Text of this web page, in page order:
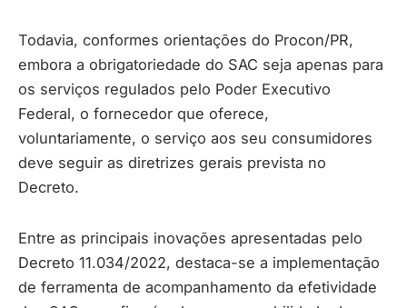
Todavia, conformes orientações do Procon/PR,
embora a obrigatoriedade do SAC seja apenas para
os serviços regulados pelo Poder Executivo
Federal, o fornecedor que oferece,
voluntariamente, o serviço aos seu consumidores
deve seguir as diretrizes gerais prevista no
Decreto.
Entre as principais inovações apresentadas pelo
Decreto 11.034/2022, destaca-se a implementação
de ferramenta de acompanhamento da efetividade